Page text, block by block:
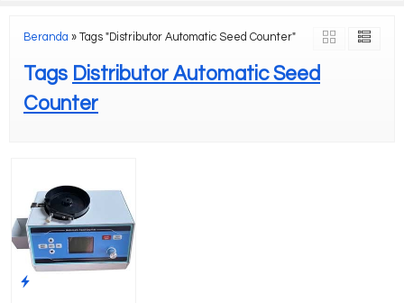
Beranda » Tags "Distributor Automatic Seed Counter"
Tags Distributor Automatic Seed
Counter